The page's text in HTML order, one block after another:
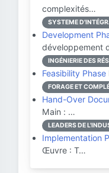
complexités…
SYSTEME
Development
développement
INGÉNIERIE DES
Feasibility Phase
FORAGE ET
Hand-Over
Main : …
LEADERS DE
Implementation
Œuvre : T…